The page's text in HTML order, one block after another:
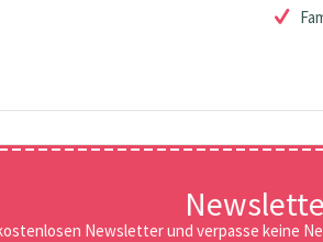
Newsletter und verpasse keine